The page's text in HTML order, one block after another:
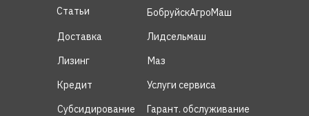
Статьи
Субсидирование
Кредит
Лизинг
Гарант. обслуживание
Услуги сервиса
Доставка
Маз
Лидсельмаш
БобруйскАгроМаш